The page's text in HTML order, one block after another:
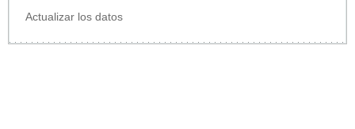
Actualizar los datos